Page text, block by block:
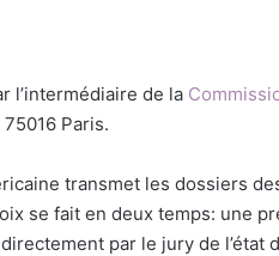
l’intermédiaire de la
Paris.
transmet les dossiers
se fait en deux temps: une
par le jury de l’état